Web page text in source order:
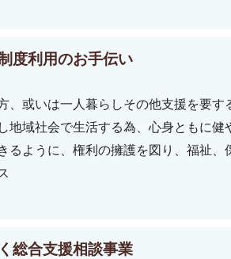
度利用のお手伝い
、或いは一人暮らしその他支援を要す
地域社会で生活する為、心身ともに健
るように、権利の擁護を図り、福祉、
総合支援相談事業